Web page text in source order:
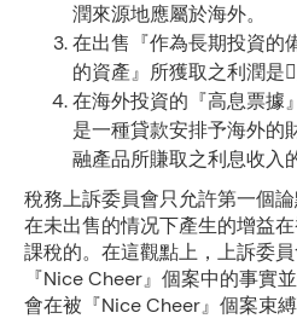
潤來源地應屬於海外。
在出售『作為長期投資的
的資產』所獲取之利潤是
在海外投資的『高息票據
是一種貸款安排予海外的
融產品所賺取之利息收入
稅務上訴委員會只允許第一個
在未出售的情况下產生的增益
課稅的。在這觀點上，上訴委
『Nice Cheer』個案中的事實
會在被『Nice Cheer』個案束縛